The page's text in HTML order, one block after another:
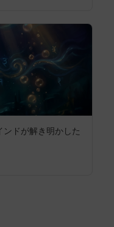
ドが解き明かした